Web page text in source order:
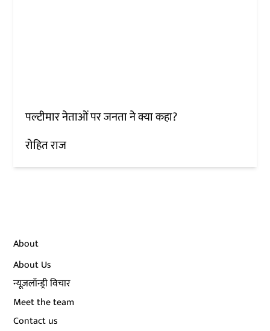
पल्टीमार नेताओं पर जनता ने क्या कहा?
रोहित राज
About
About Us
न्यूज़लॉन्ड्री विचार
Meet the team
Contact us